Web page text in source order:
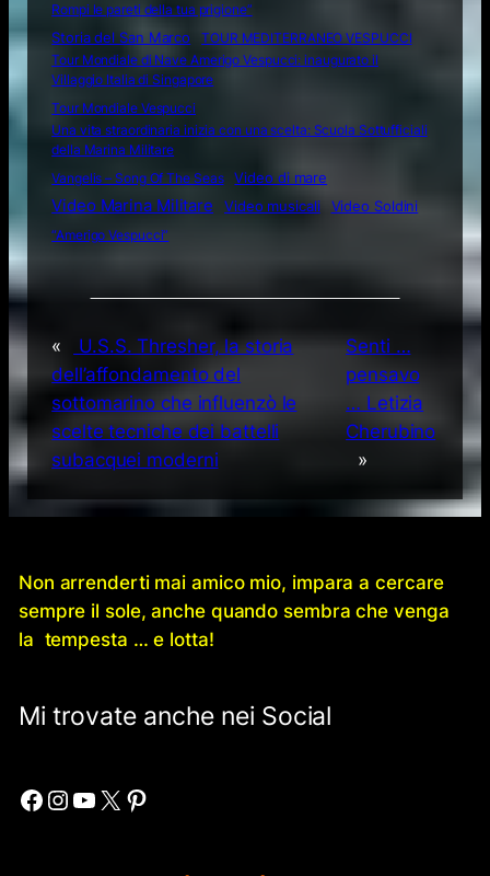
Rompi le pareti della tua prigione”
Storia del San Marco
TOUR MEDITERRANEO VESPUCCI
Tour Mondiale di Nave Amerigo Vespucci: inaugurato il
Villaggio Italia di Singapore
Tour Mondiale Vespucci
Una vita straordinaria inizia con una scelta: Scuola Sottufficiali
della Marina Militare
Vangelis – Song Of The Seas
Video di mare
Video Marina Militare Video musicali
Video Soldini
“Amerigo Vespucci”
«
U.S.S. Thresher, la storia
dell’affondamento del
sottomarino che influenzò le
scelte tecniche dei battelli
subacquei moderni
Senti …
pensavo
… Letizia
Cherubino
»
Non arrenderti mai amico mio, impara a cercare
sempre il sole, anche quando sembra che venga
la tempesta … e lotta!
Mi trovate anche nei Social
Facebook Instagram YouTube X Pinterest